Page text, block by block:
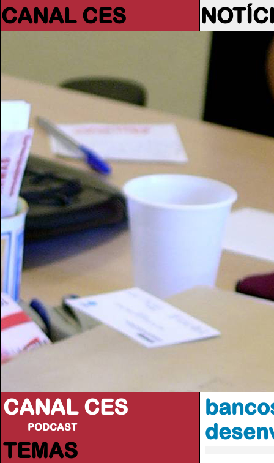
CANAL CES
CANAL CES
PODCAST
TEMAS